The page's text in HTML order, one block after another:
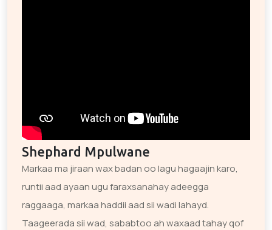
Shephard Mpulwane
Markaa ma jiraan wax badan oo lagu hagaajin karo,
runtii aad ayaan ugu faraxsanahay adeegga
raggaaga, markaa haddii aad sii wadi lahayd.
Taageerada sii wad, sababtoo ah waxaad tahay qof